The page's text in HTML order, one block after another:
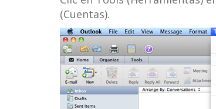
(Cuentas).